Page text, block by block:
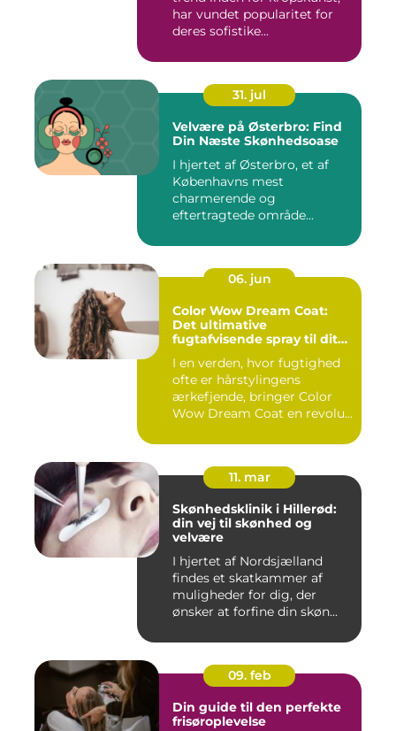
har vundet popularitet for
deres sofistike...
31. jul
Velvære på Østerbro: Find
Din Næste Skønhedsoase
I hjertet af Østerbro, et af
Københavns mest
charmerende og
eftertragtede område...
06. jun
Color Wow Dream Coat:
Det ultimative
fugtafvisende spray til dit
I en verden, hvor fugtighed
ofte er hårstylingens
ærkefjende, bringer Color
Wow Dream Coat en revolu...
11. mar
Skønhedsklinik i Hillerød:
din vej til skønhed og
velvære
I hjertet af Nordsjælland
findes et skatkammer af
muligheder for dig, der
ønsker at forfine din skøn...
09. feb
Din guide til den perfekte
frisøroplevelse